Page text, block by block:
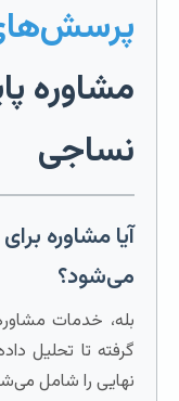
مشاوره
نساجی
آیا مشاوره
می‌شود؟
بله، خدمات
گرفته تا تحلیل
نهایی را شامل